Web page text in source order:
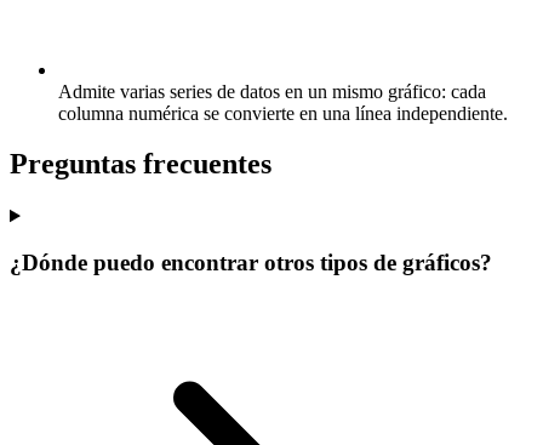
Admite varias series de datos en un mismo gráfico: cada
columna numérica se convierte en una línea independiente.
Preguntas frecuentes
¿Dónde puedo encontrar otros tipos de gráficos?